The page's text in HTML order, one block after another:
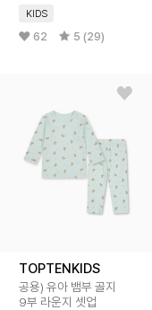
KIDS
62 5 (29)
TOPTENKIDS
공용) 유아 뱀부 골지
9부 라운지 셋업